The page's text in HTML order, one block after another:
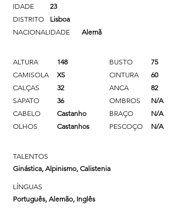
IDADE
23
DISTRITO
Lisboa
NACIONALIDADE
Alemã
ALTURA
148
CAMISOLA
XS
CALÇAS
32
SAPATO
36
CABELO
Castanho
OLHOS
Castanhos
BUSTO
75
CINTURA
60
ANCA
82
OMBROS
N/A
BRAÇO
N/A
PESCOÇO
N/A
TALENTOS
Ginástica, Alpinismo, Calistenia
LÍNGUAS
Português, Alemão, Inglês